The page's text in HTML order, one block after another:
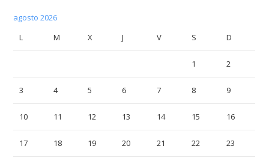
agosto 2026
L
M X J V S D
1 2
3 4 5 6 7 8 9
10 11 12 13 14 15 16
17 18 19 20 21 22 23